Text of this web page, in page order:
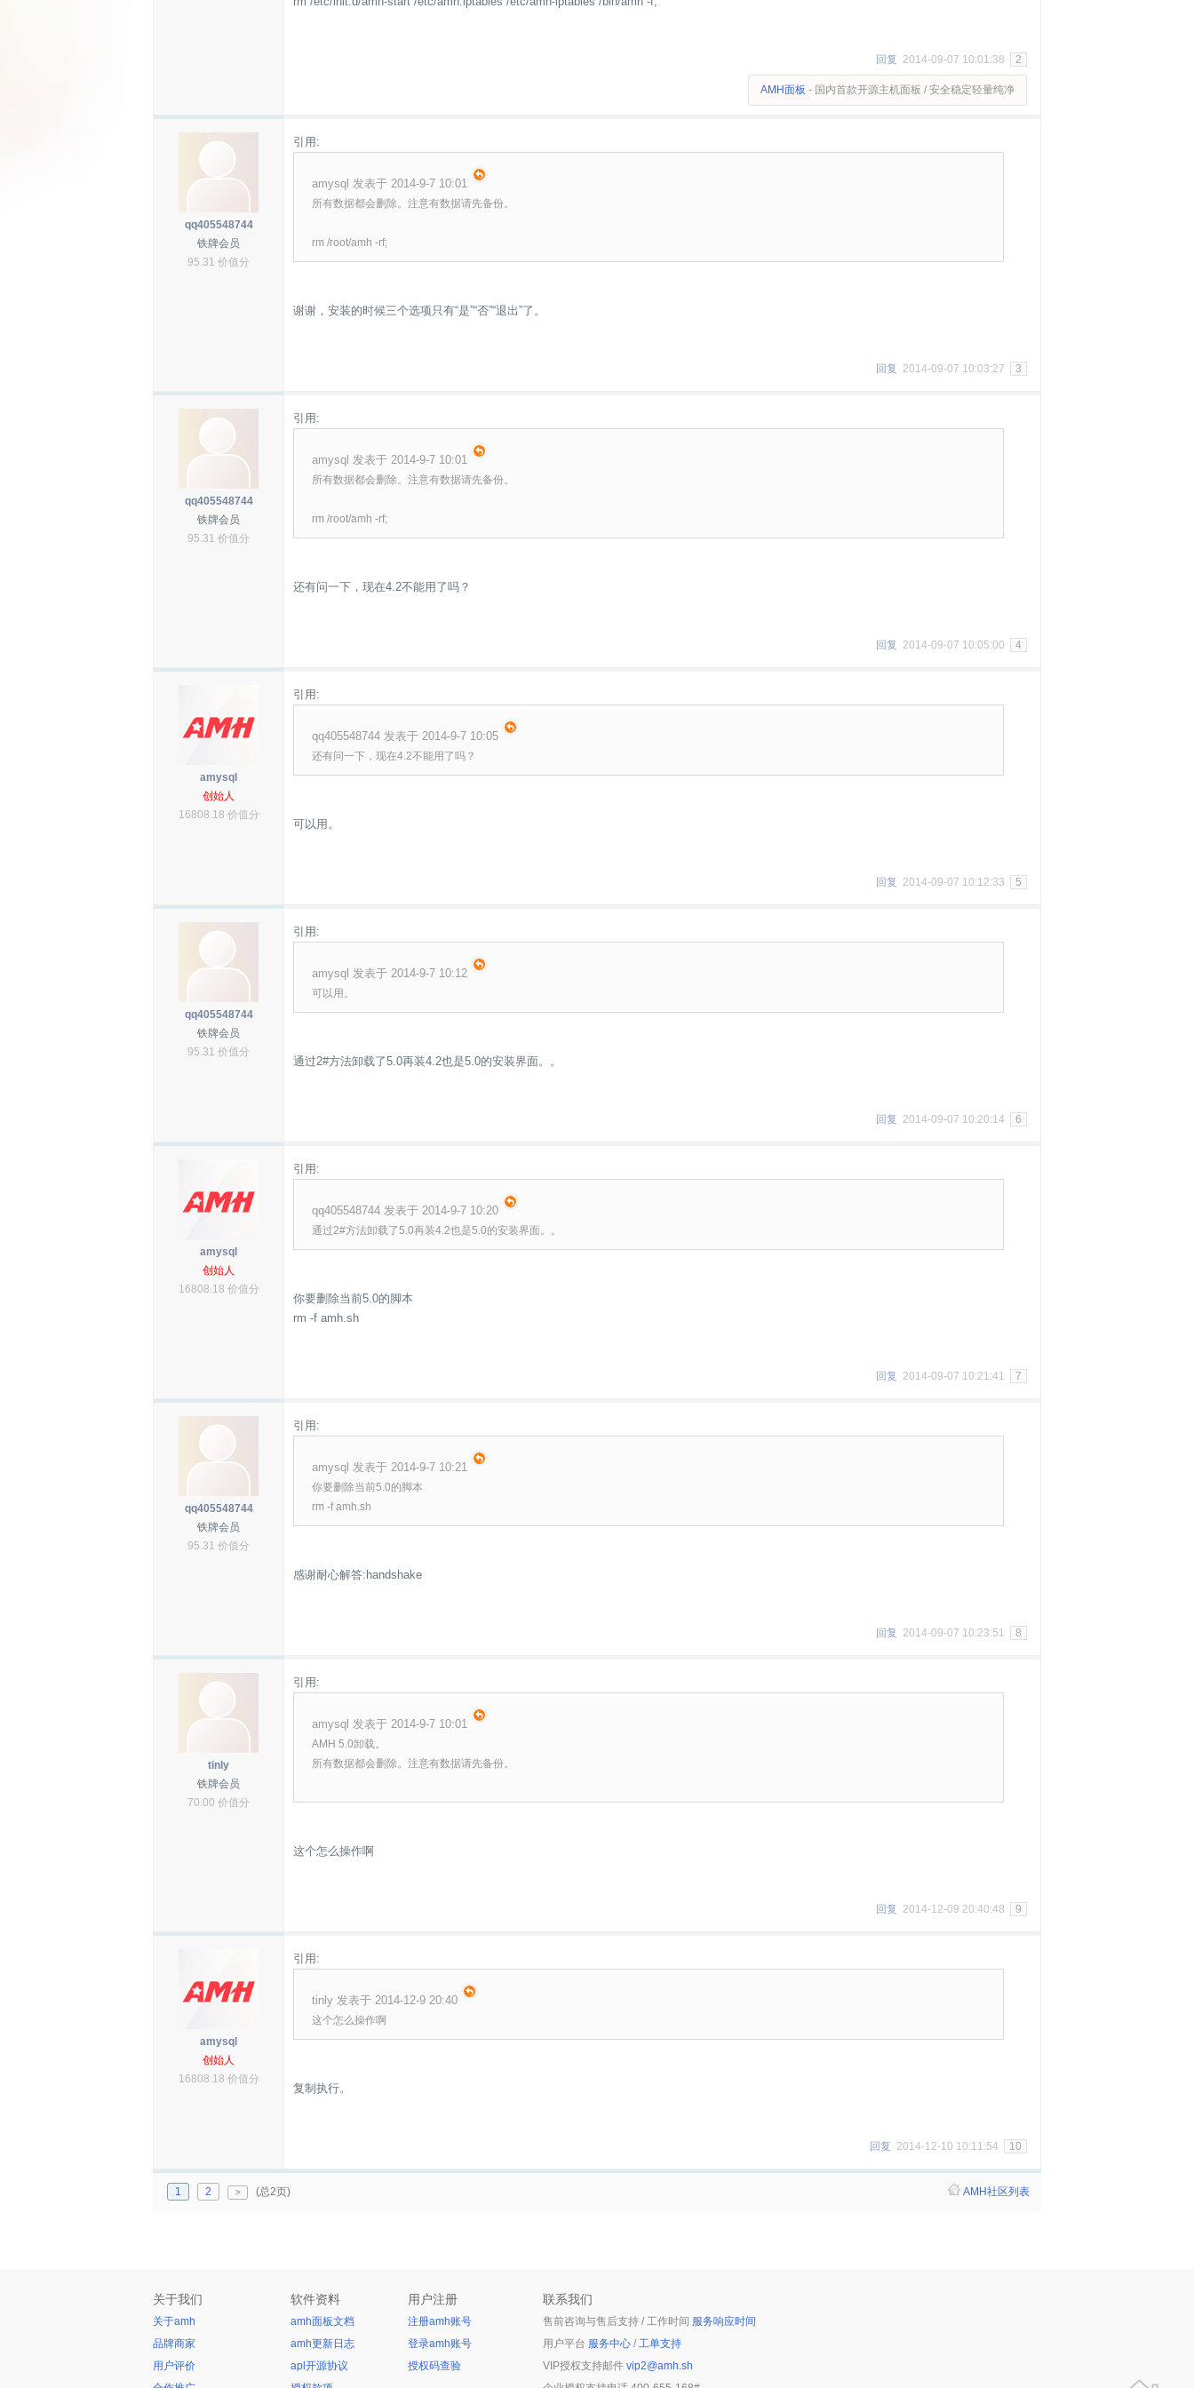
回复 2014-09-07 10:01:38 2
AMH面板 - 国内首款开源主机面板 / 安全稳定轻量纯净
qq405548744
铁牌会员
95.31 价值分
引用:
amysql 发表于 2014-9-7 10:01
所有数据都会删除。注意有数据请先备份。
rm /root/amh -rf;
谢谢，安装的时候三个选项只有“是”“否”“退出”了。
回复 2014-09-07 10:03:27 3
qq405548744
铁牌会员
95.31 价值分
引用:
amysql 发表于 2014-9-7 10:01
所有数据都会删除。注意有数据请先备份。
rm /root/amh -rf;
还有问一下，现在4.2不能用了吗？
回复 2014-09-07 10:05:00 4
amysql
创始人
16808.18 价值分
引用:
qq405548744 发表于 2014-9-7 10:05
还有问一下，现在4.2不能用了吗？
可以用。
回复 2014-09-07 10:12:33 5
qq405548744
铁牌会员
95.31 价值分
引用:
amysql 发表于 2014-9-7 10:12
可以用。
通过2#方法卸载了5.0再装4.2也是5.0的安装界面。。
回复 2014-09-07 10:20:14 6
amysql
创始人
16808.18 价值分
引用:
qq405548744 发表于 2014-9-7 10:20
通过2#方法卸载了5.0再装4.2也是5.0的安装界面。。
你要删除当前5.0的脚本
rm -f amh.sh
回复 2014-09-07 10:21:41 7
qq405548744
铁牌会员
95.31 价值分
引用:
amysql 发表于 2014-9-7 10:21
你要删除当前5.0的脚本
rm -f amh.sh
感谢耐心解答:handshake
回复 2014-09-07 10:23:51 8
tinly
铁牌会员
70.00 价值分
引用:
amysql 发表于 2014-9-7 10:01
AMH 5.0卸载。
所有数据都会删除。注意有数据请先备份。
这个怎么操作啊
回复 2014-12-09 20:40:48 9
amysql
创始人
16808.18 价值分
引用:
tinly 发表于 2014-12-9 20:40
这个怎么操作啊
复制执行。
回复 2014-12-10 10:11:54 10
1 2 > (总2页) AMH社区列表
关于我们
关于amh
品牌商家
用户评价
软件资料
amh面板文档
amh更新日志
apl开源协议
用户注册
注册amh账号
登录amh账号
授权码查验
联系我们
售前咨询与售后支持 / 工作时间 服务响应时间
用户平台 服务中心 / 工单支持
VIP授权支持邮件 vip2@amh.sh